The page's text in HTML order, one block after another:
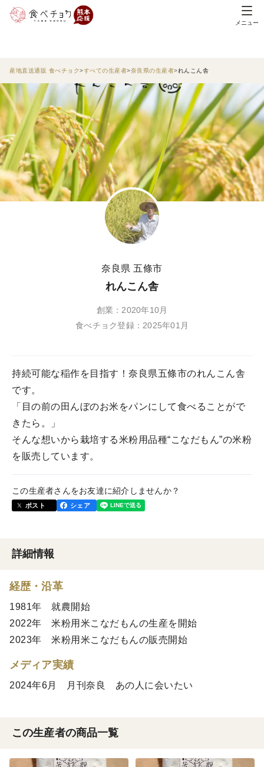
メニュー
産地直送通販 食べチョク すべての生産者 奈良県の生産者 れんこん舎
奈良県 五條市
れんこん舎
創業：2020年10月
食べチョク登録：2025年01月
持続可能な稲作を目指す！奈良県五條市のれんこん舎
です。
「目の前の田んぼのお米をパンにして食べることがで
きたら。」
そんな想いから栽培する米粉用品種“こなだもん”の米粉
を販売しています。
この生産者さんをお友達に紹介しませんか？
ポスト シェア
詳細情報
経歴・沿革
1981年 就農開始
2022年 米粉用米こなだもんの生産を開始
2023年 米粉用米こなだもんの販売開始
メディア実績
2024年6月 月刊奈良 あの人に会いたい
この生産者の商品一覧